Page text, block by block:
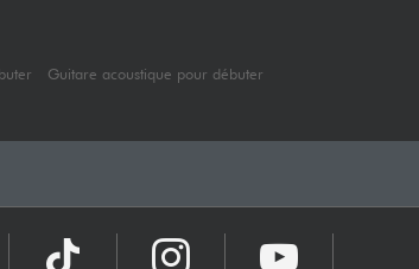
Guitare acoustique pour débuter